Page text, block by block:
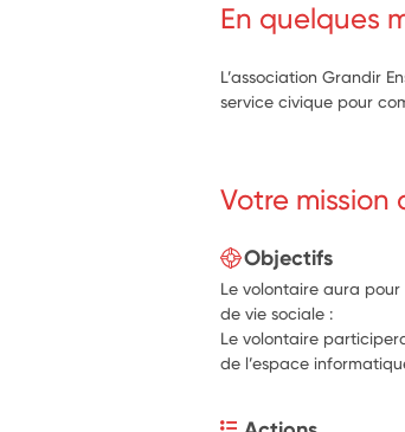
En quelques
L’association Grandir
service civique pour
Votre mission
Objectifs
Le volontaire aura
de vie sociale :
Le volontaire
de l’espace